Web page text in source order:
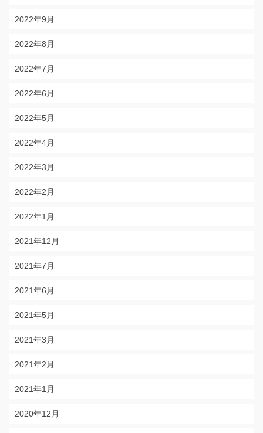
2022年9月
2022年8月
2022年7月
2022年6月
2022年5月
2022年4月
2022年3月
2022年2月
2022年1月
2021年12月
2021年7月
2021年6月
2021年5月
2021年3月
2021年2月
2021年1月
2020年12月